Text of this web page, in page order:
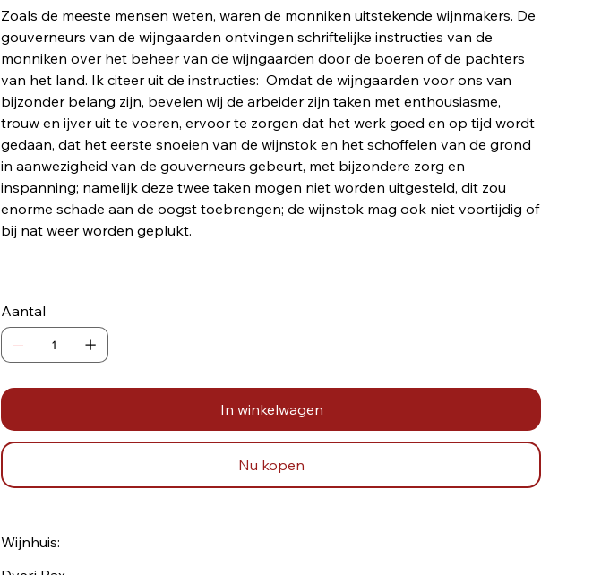
Zoals de meeste mensen weten, waren de monniken uitstekende wijnmakers. De
gouverneurs van de wijngaarden ontvingen schriftelijke instructies van de
monniken over het beheer van de wijngaarden door de boeren of de pachters
van het land. Ik citeer uit de instructies: Omdat de wijngaarden voor ons van
bijzonder belang zijn, bevelen wij de arbeider zijn taken met enthousiasme,
trouw en ijver uit te voeren, ervoor te zorgen dat het werk goed en op tijd wordt
gedaan, dat het eerste snoeien van de wijnstok en het schoffelen van de grond
in aanwezigheid van de gouverneurs gebeurt, met bijzondere zorg en
inspanning; namelijk deze twee taken mogen niet worden uitgesteld, dit zou
enorme schade aan de oogst toebrengen; de wijnstok mag ook niet voortijdig of
bij nat weer worden geplukt.
Aantal
In winkelwagen
Nu kopen
Wijnhuis: